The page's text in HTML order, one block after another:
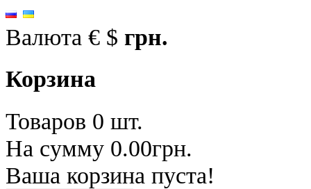
Валюта € $ грн.
Корзина
Товаров 0 шт.
На сумму 0.00грн.
Ваша корзина пуста!